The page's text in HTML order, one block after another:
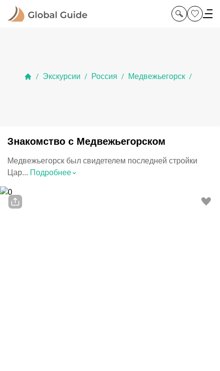
/ Экскурсии / Россия / Медвежьегорск /
Знакомство с Медвежьегорском
Медвежьегорск был свидетелем последней стройки
Цар... Подробнее⌃